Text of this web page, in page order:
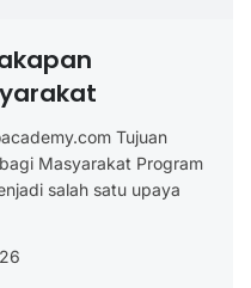
Tujuan
Masyarakat Program
salah satu upaya